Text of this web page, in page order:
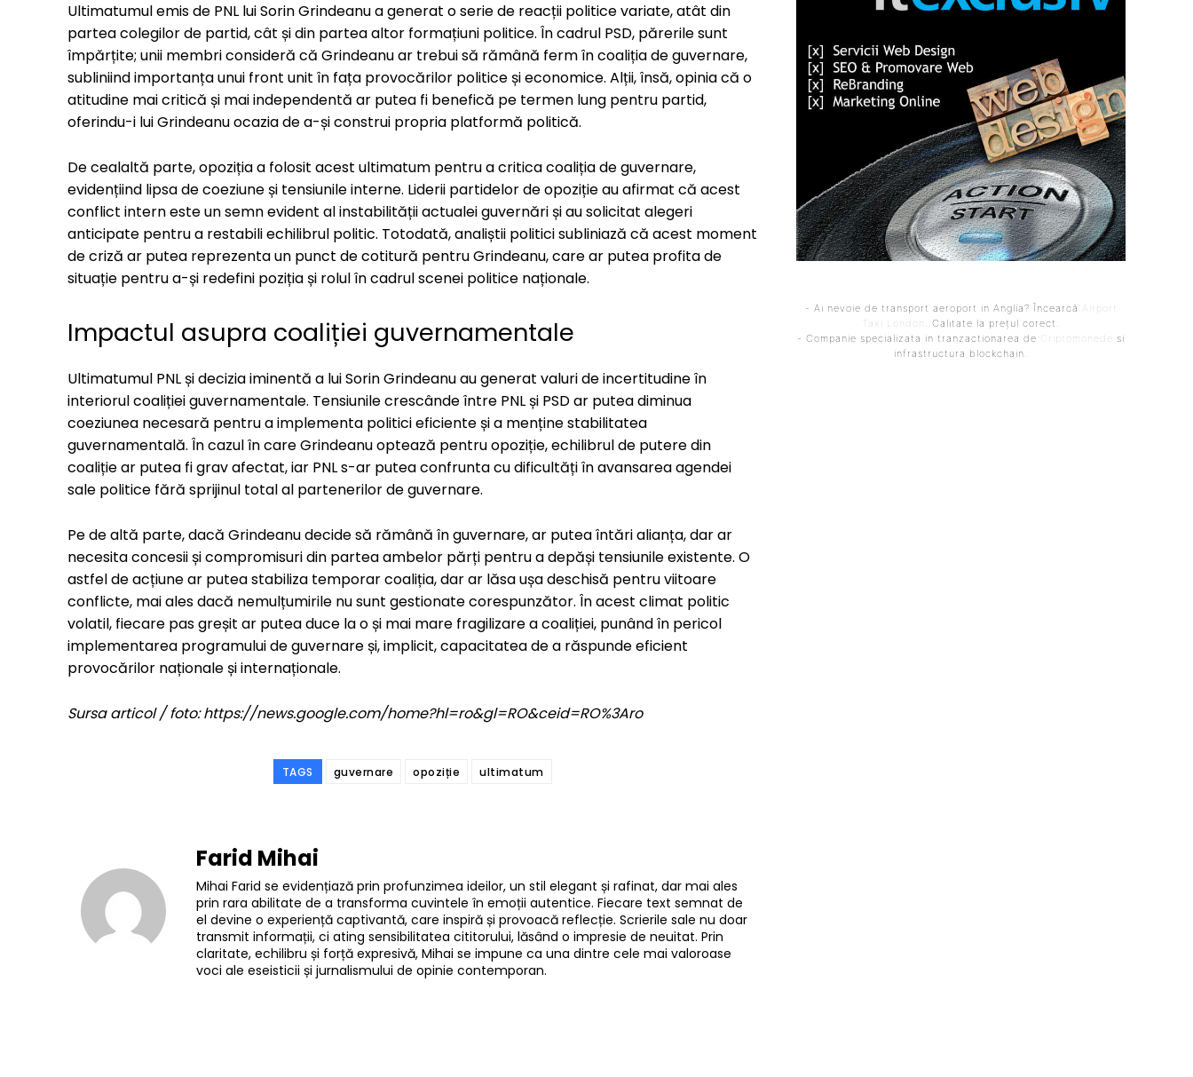
Ultimatumul emis de PNL lui Sorin Grindeanu a generat o serie de reacții politice variate, atât din
partea colegilor de partid, cât și din partea altor formațiuni politice. În cadrul PSD, părerile sunt
împărțite; unii membri consideră că Grindeanu ar trebui să rămână ferm în coaliția de guvernare,
subliniind importanța unui front unit în fața provocărilor politice și economice. Alții, însă, opinia că o
atitudine mai critică și mai independentă ar putea fi benefică pe termen lung pentru partid,
oferindu-i lui Grindeanu ocazia de a-și construi propria platformă politică.
De cealaltă parte, opoziția a folosit acest ultimatum pentru a critica coaliția de guvernare,
evidențiind lipsa de coeziune și tensiunile interne. Liderii partidelor de opoziție au afirmat că acest
conflict intern este un semn evident al instabilității actualei guvernări și au solicitat alegeri
anticipate pentru a restabili echilibrul politic. Totodată, analiștii politici subliniază că acest moment
de criză ar putea reprezenta un punct de cotitură pentru Grindeanu, care ar putea profita de
situație pentru a-și redefini poziția și rolul în cadrul scenei politice naționale.
Impactul asupra coaliției guvernamentale
Ultimatumul PNL și decizia iminentă a lui Sorin Grindeanu au generat valuri de incertitudine în
interiorul coaliției guvernamentale. Tensiunile crescânde între PNL și PSD ar putea diminua
coeziunea necesară pentru a implementa politici eficiente și a menține stabilitatea
guvernamentală. În cazul în care Grindeanu optează pentru opoziție, echilibrul de putere din
coaliție ar putea fi grav afectat, iar PNL s-ar putea confrunta cu dificultăți în avansarea agendei
sale politice fără sprijinul total al partenerilor de guvernare.
Pe de altă parte, dacă Grindeanu decide să rămână în guvernare, ar putea întări alianța, dar ar
necesita concesii și compromisuri din partea ambelor părți pentru a depăși tensiunile existente. O
astfel de acțiune ar putea stabiliza temporar coaliția, dar ar lăsa ușa deschisă pentru viitoare
conflicte, mai ales dacă nemulțumirile nu sunt gestionate corespunzător. În acest climat politic
volatil, fiecare pas greșit ar putea duce la o și mai mare fragilizare a coaliției, punând în pericol
implementarea programului de guvernare și, implicit, capacitatea de a răspunde eficient
provocărilor naționale și internaționale.
Sursa articol / foto: https://news.google.com/home?hl=ro&gl=RO&ceid=RO%3Aro
TAGS guvernare opoziție ultimatum
Farid Mihai
Mihai Farid se evidențiază prin profunzimea ideilor, un stil elegant și rafinat, dar mai ales
prin rara abilitate de a transforma cuvintele în emoții autentice. Fiecare text semnat de
el devine o experiență captivantă, care inspiră și provoacă reflecție. Scrierile sale nu doar
transmit informații, ci ating sensibilitatea cititorului, lăsând o impresie de neuitat. Prin
claritate, echilibru și forță expresivă, Mihai se impune ca una dintre cele mai valoroase
voci ale eseisticii și jurnalismului de opinie contemporan.
- Ai nevoie de transport aeroport in Anglia? Încearcă Airport
Taxi London . Calitate la prețul corect.
- Companie specializata in tranzactionarea de
Criptomonede
si
infrastructura blockchain.